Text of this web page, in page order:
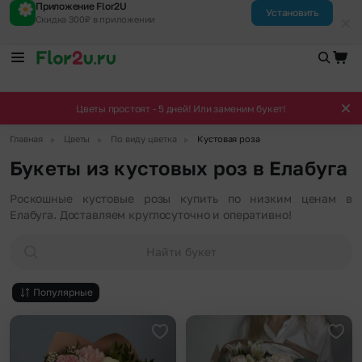
Приложение Flor2U
Скидка 300₽ в приложении
Установить
Цветы простоят - 5 дней! Или заменим букет!
Главная Цветы По виду цветка Кустовая роза
Букеты из кустовых роз в Елабуга
Роскошные кустовые розы купить по низким ценам в
Елабуга. Доставляем круглосуточно и оперативно!
Найти букет
Популярные
Добавить в избранное